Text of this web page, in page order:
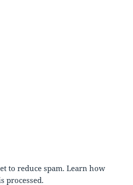
to reduce spam.Learn how
processed.